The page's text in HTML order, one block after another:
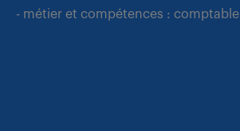
- métier et compétences : comptable